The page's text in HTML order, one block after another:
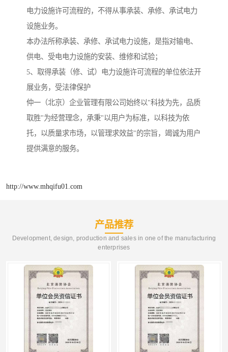
电力设施许可流程的，不得从事承装、承修、承试电力
设施业务。
本办法所称承装、承修、承试电力设施，是指对输电、
供电、受电电力设施的安装、维修和试验；
5、取得承装（修、试）电力设施许可流程的单位依法开
展业务，受法律保护
仲一（北京）企业管理有限公司始终以"科技为先，品质
取胜"为经营理念，承秉"以用户为标准，以科技为依
托，以质量求市场，以管理求效益"的宗旨，竭诚为用户
提供满意的服务。
http://www.mhqifu01.com
产品推荐
Development, design, production and sales in one of the manufacturing
enterprises